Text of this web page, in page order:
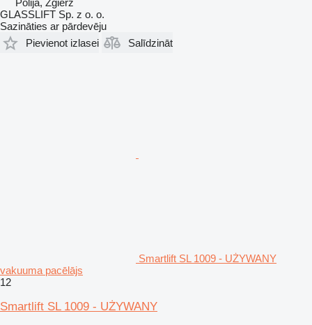
Polija, Zgierz
GLASSLIFT Sp. z o. o.
Sazināties ar pārdevēju
Pievienot izlasei
Salīdzināt
Smartlift SL 1009 - UŻYWANY
vakuuma pacēlājs
12
Smartlift SL 1009 - UŻYWANY